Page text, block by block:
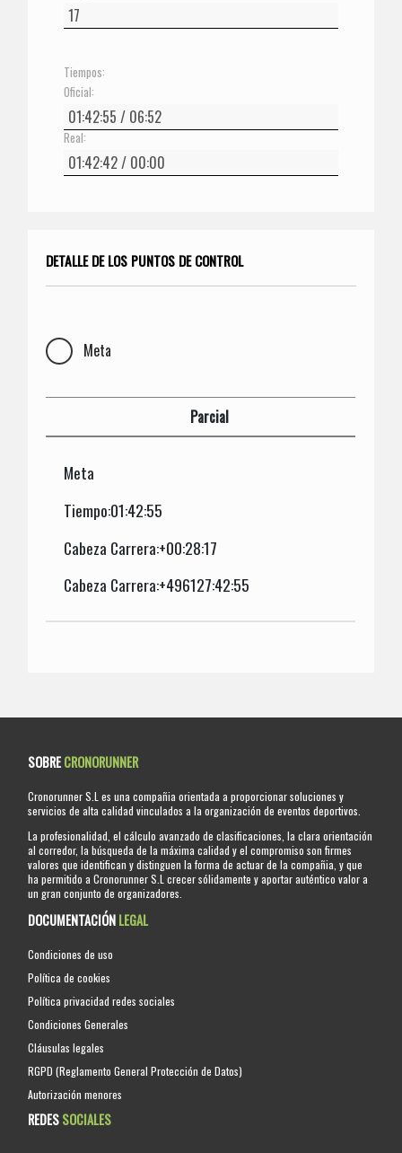
Tiempos:
Oficial:
Real:
DETALLE DE LOS PUNTOS DE CONTROL
Meta
Parcial
Meta
Tiempo:01:42:55
Cabeza Carrera:+00:28:17
Cabeza Carrera:+496127:42:55
SOBRECRONORUNNER
Cronorunner S.L es una compañia orientada a proporcionar soluciones y
servicios de alta calidad vinculados a la organización de eventos deportivos.
La profesionalidad, el cálculo avanzado de clasificaciones, la clara orientación
al corredor, la búsqueda de la máxima calidad y el compromiso son firmes
valores que identifican y distinguen la forma de actuar de la compañia, y que
ha permitido a Cronorunner S.L crecer sólidamente y aportar auténtico valor a
un gran conjunto de organizadores.
DOCUMENTACIÓNLEGAL
Condiciones de uso
Política de cookies
Política privacidad redes sociales
Condiciones Generales
Cláusulas legales
RGPD (Reglamento General Protección de Datos)
Autorización menores
REDESSOCIALES